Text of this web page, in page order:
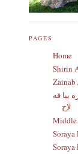
PAGES
Home
Shirin
Zainab
ییا فه
لاح
Middle
Soraya